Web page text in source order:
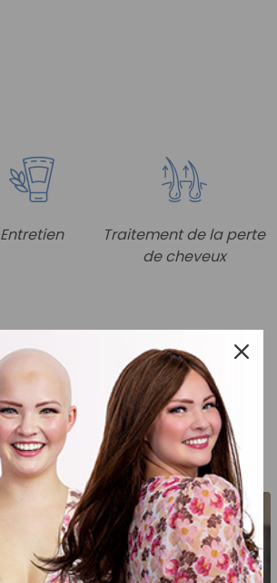
Entretien
Traitement de la perte
de cheveux